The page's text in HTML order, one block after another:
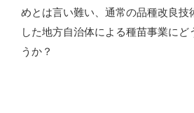
めとは言い難い、通常の品種改良技
した地方自治体による種苗事業にど
うか？